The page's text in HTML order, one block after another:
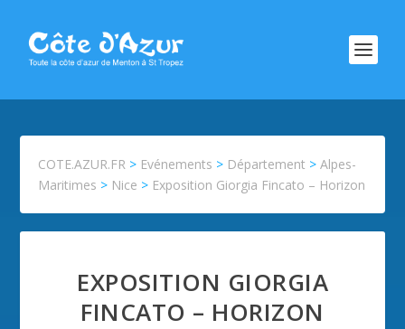
COTE.AZUR.FR > Evénements > Département >Alpes-
Maritimes > Nice > Exposition Giorgia Fincato – Horizon
EXPOSITION GIORGIA
FINCATO – HORIZON